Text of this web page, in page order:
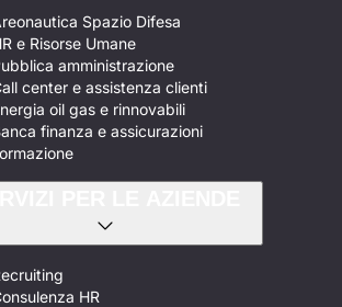
Spazio Difesa
e Risorse Umane
amministrazione
center e assistenza clienti
oil gas e rinnovabili
finanza e assicurazioni
HR